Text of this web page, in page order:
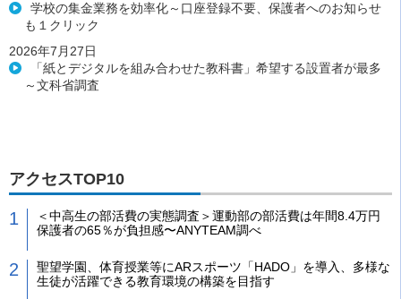
学校の集金業務を効率化～口座登録不要、保護者へのお知らせ
も１クリック
2026年7月27日
「紙とデジタルを組み合わせた教科書」希望する設置者が最多
～文科省調査
アクセスTOP10
＜中高生の部活費の実態調査＞運動部の部活費は年間8.4万円
保護者の65％が負担感〜ANYTEAM調べ
聖望学園、体育授業等にARスポーツ「HADO」を導入、多様な
生徒が活躍できる教育環境の構築を目指す